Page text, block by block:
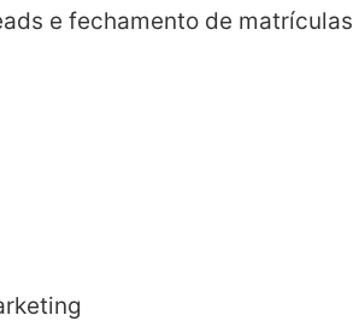
e fechamento de matrículas